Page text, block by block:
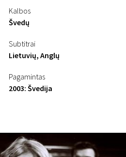
Kalbos
Švedų
Subtitrai
Lietuvių, Anglų
Pagamintas
2003: Švedija